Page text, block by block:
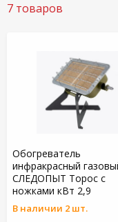
7 товаров
Обогреватель
инфракрасный
СЛЕДОПЫТ Торос с
ножками кВт 2,9
В наличии 2 шт.